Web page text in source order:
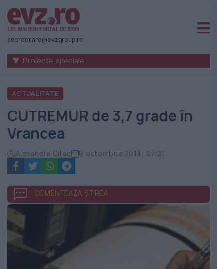
Știri
naționale
internaționale
România
-
Evenimentul
Zilei
coordonare@evzgroup.ro
▼ Proiecte speciale
ACTUALITATE
CUTREMUR de 3,7 grade în
Vrancea
Alexandra Ciliac 8 octombrie 2014, 07:31
COMENTEAZĂ ȘTIREA